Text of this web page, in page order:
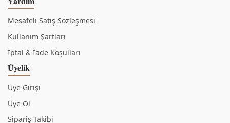
Mesafeli Satış Sözleşmesi
Kullanım Şartları
İptal & İade Koşulları
Üyelik
Üye Girişi
Üye Ol
Sipariş Takibi